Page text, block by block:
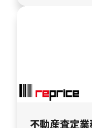
不動産査定